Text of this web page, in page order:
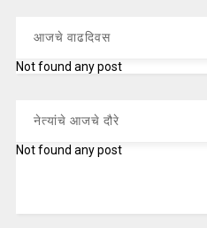
आजचे वाढदिवस
Not found any post
नेत्यांचे आजचे दौरे
Not found any post